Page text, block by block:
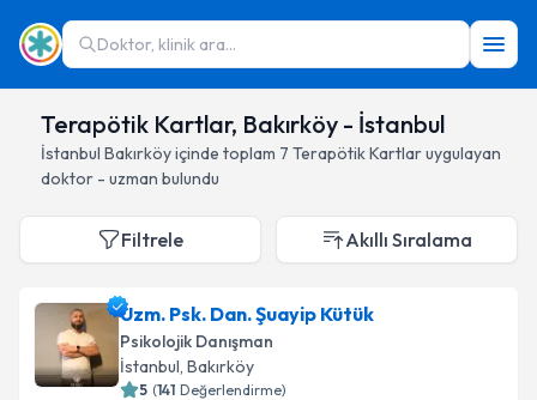
Doktor, klinik ara...
Terapötik Kartlar, Bakırköy - İstanbul
İstanbul Bakırköyiçinde toplam 7 Terapötik Kartlaruygulayan
doktor - uzman bulundu
Filtrele Akıllı Sıralama
Uzm. Psk. Dan. Şuayip Kütük
Psikolojik Danışman
İstanbul, Bakırköy
5 (141 Değerlendirme)